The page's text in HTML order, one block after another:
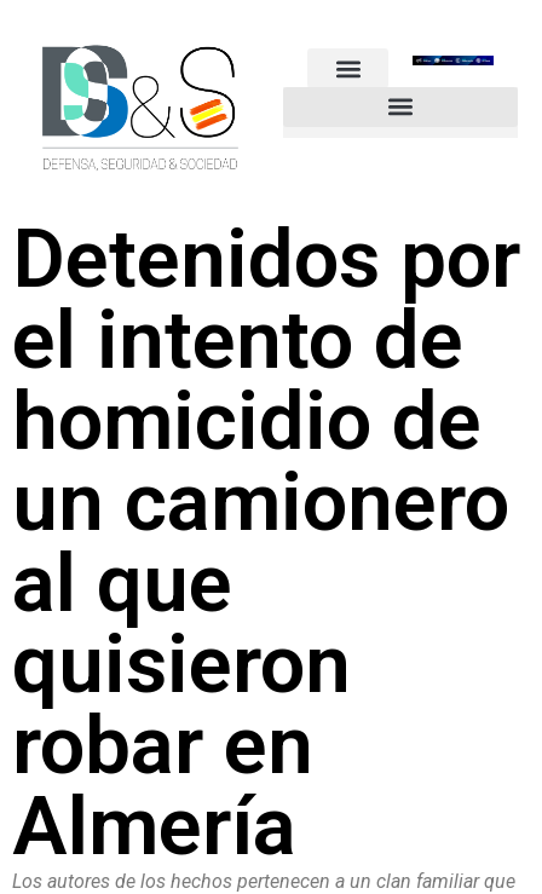
Detenidos por
el intento de
homicidio de
un camionero
al que
quisieron
robar en
Almería
Los autores de los hechos pertenecen a un clan familiar que